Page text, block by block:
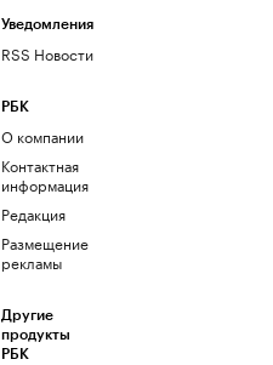
Уведомления
RSS Новости
РБК
О компании
Контактная
информация
Редакция
Размещение
рекламы
Другие
продукты
РБК